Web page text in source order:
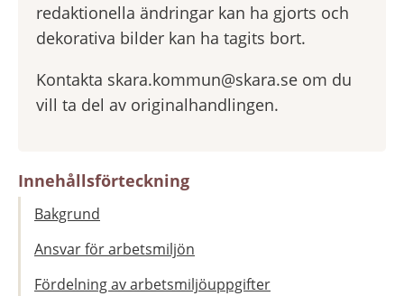
redaktionella ändringar kan ha gjorts och
dekorativa bilder kan ha tagits bort.
Kontakta skara.kommun@skara.se om du
vill ta del av originalhandlingen.
Innehållsförteckning
Bakgrund
Ansvar för arbetsmiljön
Fördelning av arbetsmiljöuppgifter